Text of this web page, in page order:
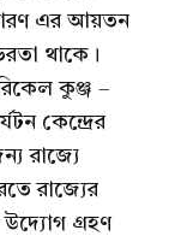
কারণ এর আয়তন
থাকে।
কুঞ্জ –
কেন্দ্রের
রাজ্যে
রাজ্যের
গ্রহণ